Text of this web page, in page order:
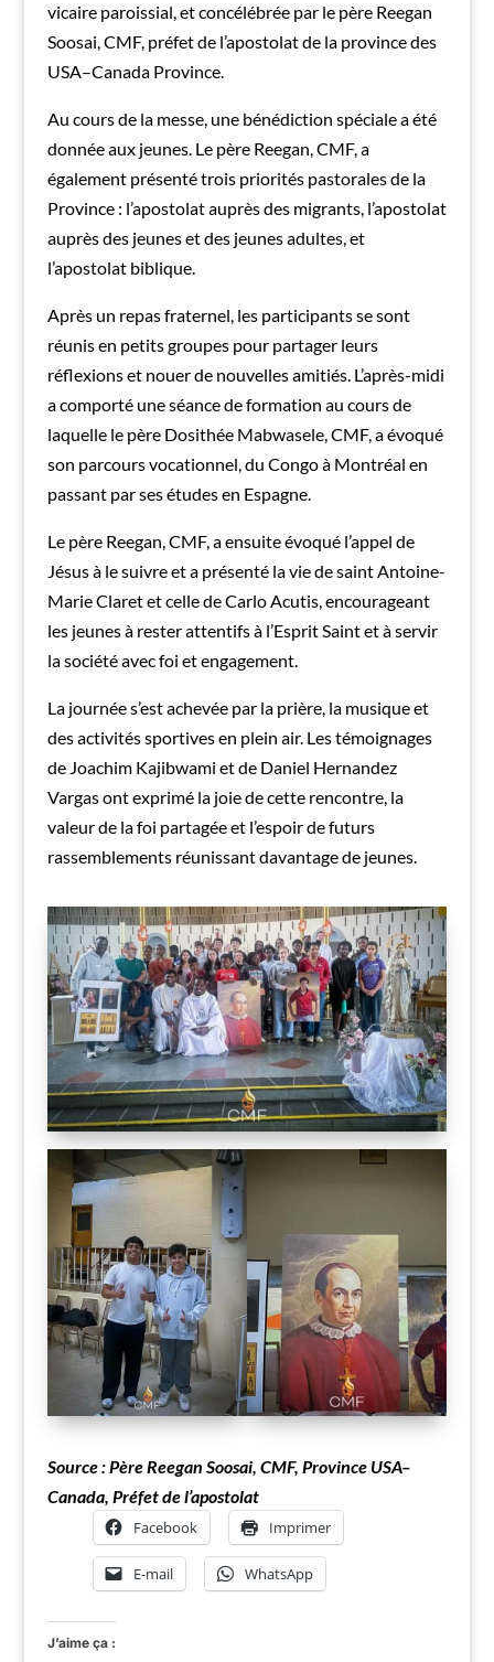
vicaire paroissial, et concélébrée par le père Reegan
Soosai, CMF, préfet de l’apostolat de la province des
USA–Canada Province.
Au cours de la messe, une bénédiction spéciale a été
donnée aux jeunes. Le père Reegan, CMF, a
également présenté trois priorités pastorales de la
Province : l’apostolat auprès des migrants, l’apostolat
auprès des jeunes et des jeunes adultes, et
l’apostolat biblique.
Après un repas fraternel, les participants se sont
réunis en petits groupes pour partager leurs
réflexions et nouer de nouvelles amitiés. L’après-midi
a comporté une séance de formation au cours de
laquelle le père Dosithée Mabwasele, CMF, a évoqué
son parcours vocationnel, du Congo à Montréal en
passant par ses études en Espagne.
Le père Reegan, CMF, a ensuite évoqué l’appel de
Jésus à le suivre et a présenté la vie de saint Antoine-
Marie Claret et celle de Carlo Acutis, encourageant
les jeunes à rester attentifs à l’Esprit Saint et à servir
la société avec foi et engagement.
La journée s’est achevée par la prière, la musique et
des activités sportives en plein air. Les témoignages
de Joachim Kajibwami et de Daniel Hernandez
Vargas ont exprimé la joie de cette rencontre, la
valeur de la foi partagée et l’espoir de futurs
rassemblements réunissant davantage de jeunes.
Source : Père Reegan Soosai, CMF, Province USA–
Canada, Préfet de l’apostolat
Facebook Imprimer
E-mail WhatsApp
J’aime ça :